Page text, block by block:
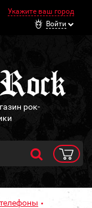
Укажите ваш город
Войти
рок-